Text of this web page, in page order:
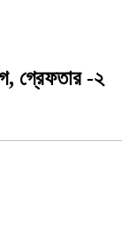
গ্রেফতার -২